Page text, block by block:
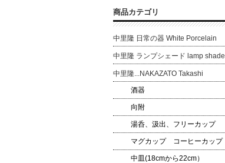
商品カテゴリ
中里隆 日常の器 White Porcelain
中里隆 ランプシェード lamp shade
中里隆...NAKAZATO Takashi
酒器
向附
湯呑、汲出、フリーカップ
マグカップ コーヒーカップ
中皿(18cmから22cm）